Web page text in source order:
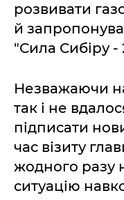
розвивати
й
"Сила Сибіру -
Незважаючи
так і не
підписати
час візиту
жодного разу
ситуацію